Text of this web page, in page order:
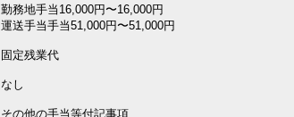
勤務地手当16,000円〜16,000円
運送手当手当51,000円〜51,000円
固定残業代
なし
その他の手当等付記事項